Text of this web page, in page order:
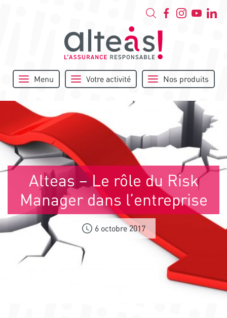
Menu Votre activité Nos produits
Alteas – Le rôle du Risk
Manager dans l’entreprise
6 octobre 2017